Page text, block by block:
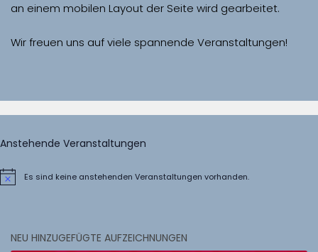
Wir freuen uns auf viele spannende Veranstaltungen!
Anstehende Veranstaltungen
HinweisEs sind keine anstehenden Veranstaltungen vorhanden.
NEU HINZUGEFÜGTE AUFZEICHNUNGEN